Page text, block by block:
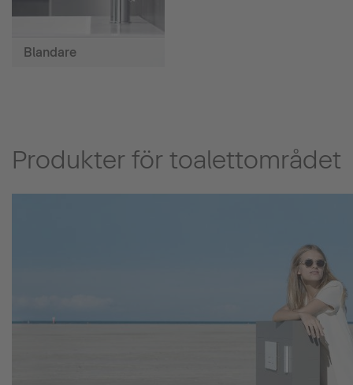
Blandare
Produkter för toalettområdet